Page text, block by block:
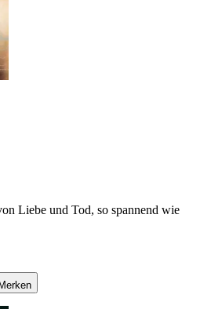
Liebe und Tod, so spannend wie